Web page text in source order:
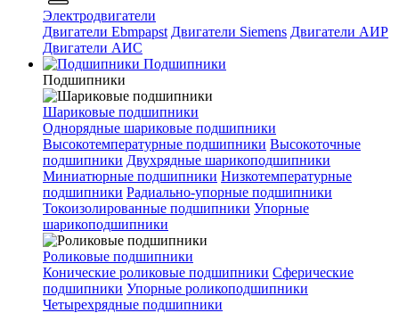
Электродвигатели
Двигатели Ebmpapst Двигатели Siemens Двигатели АИР
Двигатели АИС
Подшипники
Подшипники
Шариковые подшипники
Однорядные шариковые подшипники
Высокотемпературные подшипники Высокоточные
подшипники Двухрядные шарикоподшипники
Миниатюрные подшипники Низкотемпературные
подшипники Радиально-упорные подшипники
Токоизолированные подшипники Упорные
шарикоподшипники
Роликовые подшипники
Конические роликовые подшипники Сферические
подшипники Упорные роликоподшипники
Четырехрядные подшипники